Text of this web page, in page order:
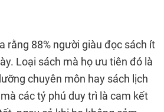
rằng 88% người giàu đọc sách ít
Loại sách mà họ ưu tiên đó là
chuyên môn hay sách lịch
các tỷ phú duy trì là cam kết